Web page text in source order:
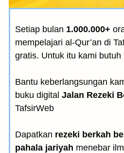
Setiap bulan 1.000.000+
mempelajari al-Qur’an di
gratis. Untuk itu kami
Bantu keberlangsungan
buku digital Jalan Rezeki
TafsirWeb
Dapatkan rezeki berkah
pahala jariyah menebar